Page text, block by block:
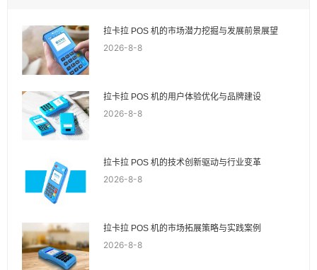
拉卡拉 POS 机的市场潜力挖掘与发展前景展望
2026-8-8
拉卡拉 POS 机的用户体验优化与品牌建设
2026-8-8
拉卡拉 POS 机的技术创新驱动与行业变革
2026-8-8
拉卡拉 POS 机的市场拓展策略与实践案例
2026-8-8